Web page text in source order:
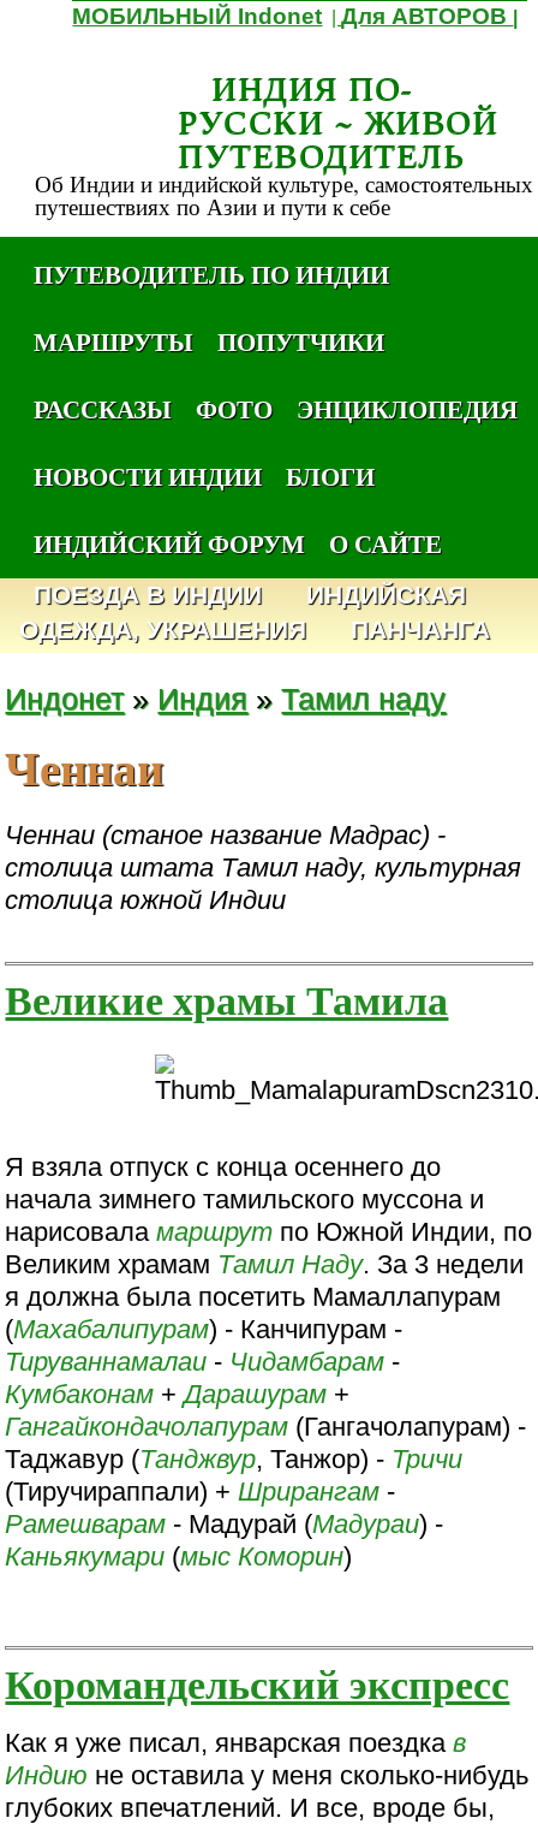
МОБИЛЬНЫЙ Indonet |Для АВТОРОВ
ИНДИЯ ПО-
РУССКИ ~ ЖИВОЙ
ПУТЕВОДИТЕЛЬ
Об Индии и индийской культуре, самостоятельных
путешествиях по Азии и пути к себе
ПУТЕВОДИТЕЛЬ ПО ИНДИИ
МАРШРУТЫ
ПОПУТЧИКИ
РАССКАЗЫ
ФОТО
ЭНЦИКЛОПЕДИЯ
НОВОСТИ ИНДИИ
БЛОГИ
ИНДИЙСКИЙ ФОРУМ
О САЙТЕ
ПОЕЗДА В ИНДИИ
ИНДИЙСКАЯ
ОДЕЖДА, УКРАШЕНИЯ
ПАНЧАНГА
Индонет» Индия »Тамил наду
Ченнаи
Ченнаи (станое название Мадрас) -
столица штата Тамил наду, культурная
столица южной Индии
Великие храмы Тамила
Я взяла отпуск с конца осеннего до
начала зимнего тамильского муссона и
нарисоваламаршрут по Южной Индии, по
Великим храмам Тамил Наду. За 3 недели
я должна была посетить Мамаллапурам
(Махабалипурам) - Канчипурам -
Тируваннамалаи - Чидамбарам -
Кумбаконам +Дарашурам +
Гангайкондачолапурам (Гангачолапурам) -
Таджавур (Танджвур, Танжор) - Тричи
(Тиручираппали) +Шрирангам -
Рамешварам - Мадурай (Мадураи) -
Каньякумари (мыс Коморин)
Коромандельский экспресс
Как я уже писал, январская поездкав
Индию не оставила у меня сколько-нибудь
глубоких впечатлений. И все, вроде бы,